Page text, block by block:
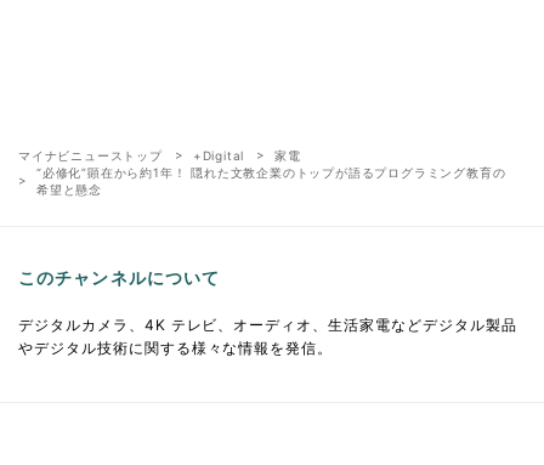
マイナビニューストップ +Digital
家電
“必修化”顕在から約1年！ 隠れた文教企業のトップが語るプログラミング教育の
希望と懸念
このチャンネルについて
デジタルカメラ、4K テレビ、オーディオ、生活家電などデジタル製品
やデジタル技術に関する様々な情報を発信。